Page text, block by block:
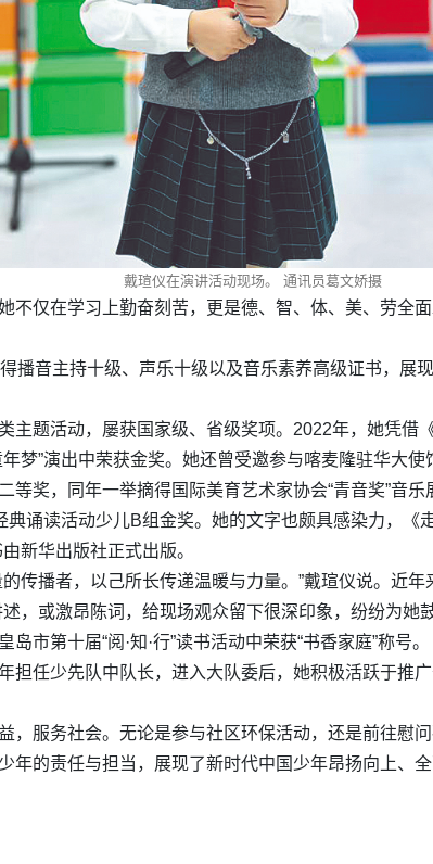
戴瑄仪在演讲活动现场。 通讯员葛文娇摄
不仅在学习上勤奋刻苦，更是德、智、体、美、劳全
播音主持十级、声乐十级以及音乐素养高级证书，展
主题活动，屡获国家级、省级奖项。2022年，她凭借
梦”演出中荣获金奖。她还曾受邀参与喀麦隆驻华大
等奖，同年一举摘得国际美育艺术家协会“青音奖”音
诵读活动少儿B组金奖。她的文字也颇具感染力，《
新华出版社正式出版。
传播者，以己所长传递温暖与力量。”戴瑄仪说。近
或激昂陈词，给现场观众留下很深印象，纷纷为她鼓
市第十届“阅·知·行”读书活动中荣获“书香家庭”称号。
担任少先队中队长，进入大队委后，她积极活跃于推
，服务社会。无论是参与社区环保活动，还是前往慰
年的责任与担当，展现了新时代中国少年昂扬向上、全